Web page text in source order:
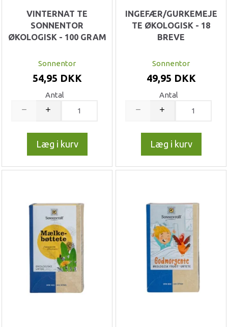
VINTERNAT TE
SONNENTOR
ØKOLOGISK - 100 GRAM
Sonnentor
54,95 DKK
Antal
Læg i kurv
INGEFÆR/GURKEMEJE
TE ØKOLOGISK - 18
BREVE
Sonnentor
49,95 DKK
Antal
Læg i kurv